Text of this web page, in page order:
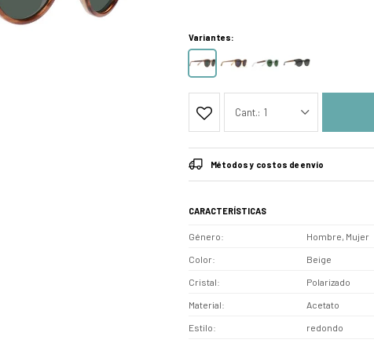
Variantes:
1
Métodos y costos de envío
CARACTERÍSTICAS
Género Hombre, Mujer
Color Beige
Cristal Polarizado
Material Acetato
Estilo redondo